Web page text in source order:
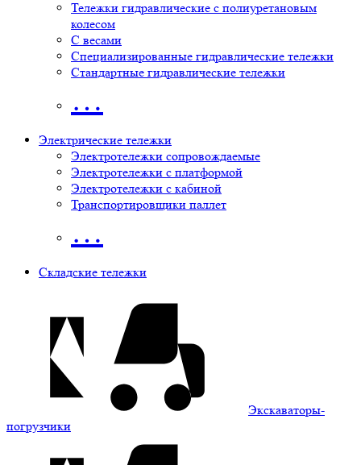
Тележки гидравлические с полиуретановым
колесом
С весами
Специализированные гидравлические тележки
Стандартные гидравлические тележки
…
Электрические тележки
Электротележки сопровождаемые
Электротележки с платформой
Электротележки с кабиной
Транспортировщики паллет
…
Складские тележки
Экскаваторы-
погрузчики